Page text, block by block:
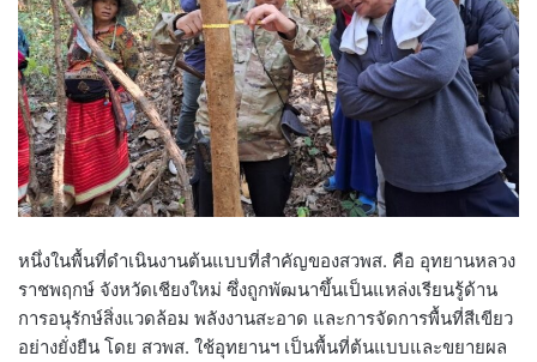
หนึ่งในพื้นที่ดำเนินงานต้นแบบที่สำคัญของสวพส. คือ อุทยานหลวง
ราชพฤกษ์ จังหวัดเชียงใหม่ ซึ่งถูกพัฒนาขึ้นเป็นแหล่งเรียนรู้ด้าน
การอนุรักษ์สิ่งแวดล้อม พลังงานสะอาด และการจัดการพื้นที่สีเขียว
อย่างยั่งยืน โดย สวพส. ใช้อุทยานฯ เป็นพื้นที่ต้นแบบและขยายผล